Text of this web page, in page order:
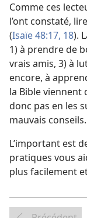
Comme ces
l’ont constaté,
(Isaïe 48:17, 18).
1) à prendre de
vrais amis, 3) à
encore, à
la Bible viennent
donc pas en les
mauvais conseils.
L’important est
pratiques vous
plus facilement